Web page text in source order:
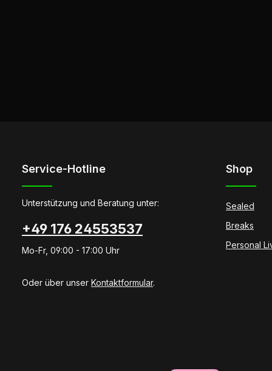
Service-Hotline
Unterstützung und Beratung unter:
+49 176 24553537
Mo-Fr, 09:00 - 17:00 Uhr
Oder über unser Kontaktformular.
Shop
Sealed
Breaks
Personal